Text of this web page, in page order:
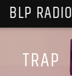
BLP RADIO
TRAP